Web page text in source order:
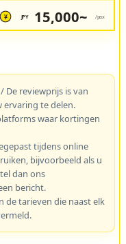
¥ JPY 15,000~ /pax
De reviewprijs is van
ervaring te delen.
waar kortingen
tijdens online
bijvoorbeeld als u
dan ons
bericht.
de tarieven die naast elk